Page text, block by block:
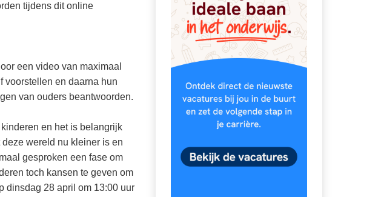
tijdens dit online
een video van maximaal
voorstellen en daarna hun
van ouders beantwoorden.
en het is belangrijk
wereld nu kleiner is en
gesproken een fase om
toch kansen te geven om
dinsdag 28 april om 13:00 uur